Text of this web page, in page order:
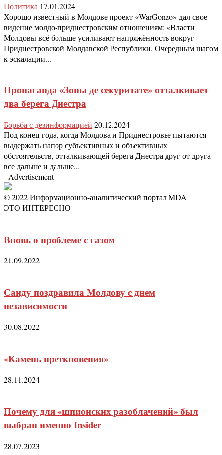
Политика 17.01.2024
Хорошо известный в Молдове проект «WarGonzo» дал свое
видение молдо-приднестровским отношениям: «Власти
Молдовы всё больше усиливают напряжённость вокруг
Приднестровской Молдавской Республики. Очередным шагом
к эскалации...
Пропаганда «Зоны де секуритате» отталкивает
два берега Днестра
Борьба с дезинформацией 20.12.2024
Под конец года, когда Молдова и Приднестровье пытаются
выдержать напор субъективных и объективных
обстоятельств, отталкивающей берега Днестра друг от друга
все дальше и дальше...
- Advertisement -
© 2022 Информационно-аналитический портал MDA
ЭТО ИНТЕРЕСНО
Вновь о проблеме с газом
21.09.2022
Санду поздравила Молдову с днем
независимости
30.08.2022
«Камень преткновения»
28.11.2024
Почему для «шпионских разоблачений» был
выбран именно Insider
28.07.2023